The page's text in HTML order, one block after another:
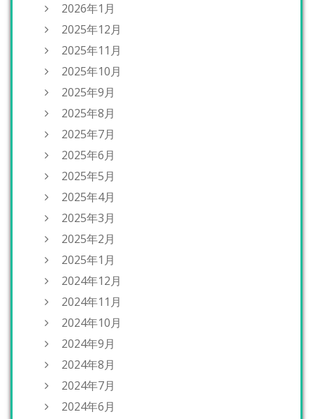
2026年1月
2025年12月
2025年11月
2025年10月
2025年9月
2025年8月
2025年7月
2025年6月
2025年5月
2025年4月
2025年3月
2025年2月
2025年1月
2024年12月
2024年11月
2024年10月
2024年9月
2024年8月
2024年7月
2024年6月